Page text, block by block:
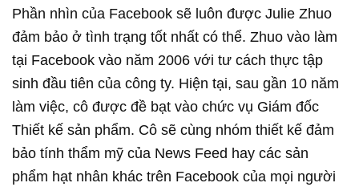
Phần nhìn của Facebook sẽ luôn được Julie Zhuo
đảm bảo ở tình trạng tốt nhất có thể. Zhuo vào làm
tại Facebook vào năm 2006 với tư cách thực tập
sinh đầu tiên của công ty. Hiện tại, sau gần 10 năm
làm việc, cô được đề bạt vào chức vụ Giám đốc
Thiết kế sản phẩm. Cô sẽ cùng nhóm thiết kế đảm
bảo tính thẩm mỹ của News Feed hay các sản
phẩm hạt nhân khác trên Facebook của mọi người